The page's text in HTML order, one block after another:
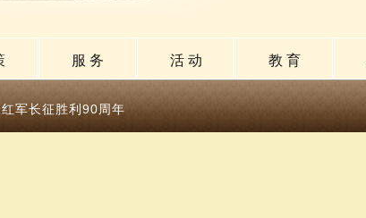
服 务 活 动 教 育
军长征胜利90周年